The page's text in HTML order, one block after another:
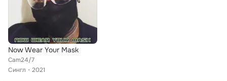
Now Wear Your Mask
Cam24/7
Сингл
2021